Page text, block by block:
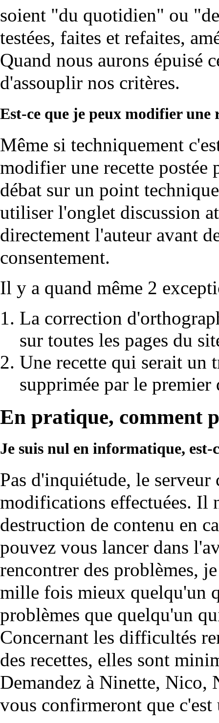
soient "du quotidien" ou
testées, faites et refaites,
Quand nous aurons épuisé
d'assouplir nos critères.
Est-ce que je peux modifier
Même si techniquement
modifier une recette
débat sur un point
utiliser l'onglet discussion
directement l'auteur avant
consentement.
Il y a quand même 2
La correction
sur toutes les pages du
Une recette qui serait un
supprimée par le
En pratique, comment
Je suis nul en informatique, est-
Pas d'inquiétude, le
modifications effectuées. Il
destruction de contenu en
pouvez vous lancer dans
rencontrer des problèmes,
mille fois mieux quelqu'un
problèmes que quelqu'un
Concernant les difficultés
des recettes, elles sont
Demandez à Ninette, Nico,
vous confirmeront que